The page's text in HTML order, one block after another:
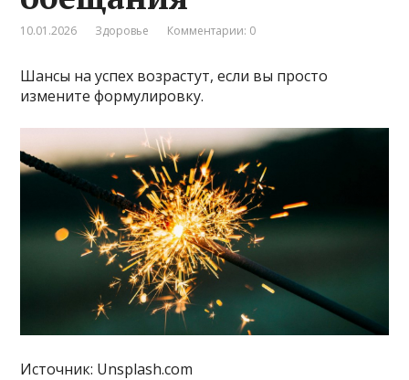
10.01.2026 Здоровье Комментарии: 0
Шансы на успех возрастут, если вы просто
измените формулировку.
Источник: Unsplash.com